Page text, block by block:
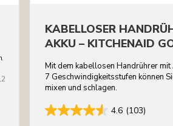
KABELLOSER
AKKU – KITCHENAID
Mit dem kabellosen Handrührer mit
7 Geschwindigkeitsstufen können
mixen und schlagen.
4.6 (103)